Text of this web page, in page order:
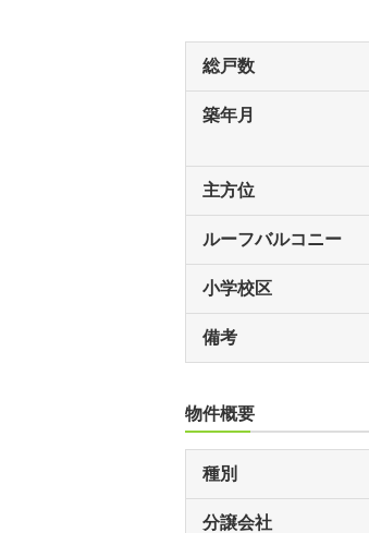
総戸数
築年月
主方位
ルーフバルコニー
小学校区
備考
物件概要
種別
分譲会社